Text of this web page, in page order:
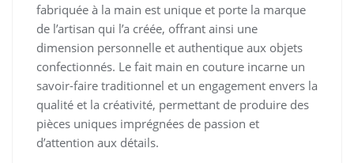
fabriquée à la main est unique et porte la marque
de l’artisan qui l’a créée, offrant ainsi une
dimension personnelle et authentique aux objets
confectionnés. Le fait main en couture incarne un
savoir-faire traditionnel et un engagement envers la
qualité et la créativité, permettant de produire des
pièces uniques imprégnées de passion et
d’attention aux détails.